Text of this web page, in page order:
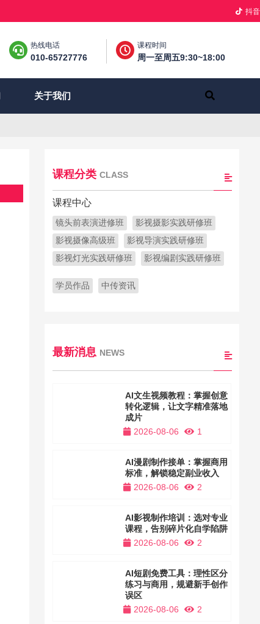
抖音
热线电话
010-65727776
课程时间
周一至周五9:30~18:00
关于我们
课程分类 CLASS
课程中心
镜头前表演进修班
影视摄影实践研修班
影视摄像高级班
影视导演实践研修班
影视灯光实践研修班
影视编剧实践研修班
学员作品 中传资讯
最新消息 NEWS
AI文生视频教程：掌握创意
转化逻辑，让文字精准落地
成片
2026-08-06
1
AI漫剧制作接单：掌握商用
标准，解锁稳定副业收入
2026-08-06
2
AI影视制作培训：选对专业
课程，告别碎片化自学陷阱
2026-08-06
2
AI短剧免费工具：理性区分
练习与商用，规避新手创作
误区
2026-08-06
2